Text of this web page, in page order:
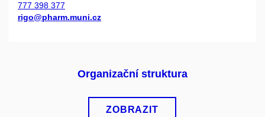
777 398 377
rigo@pharm.muni.cz
Organizační struktura
ZOBRAZIT